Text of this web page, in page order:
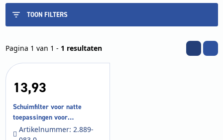
TOON FILTERS
Pagina 1 van 1 - 1 resultaten
13,93
Schuimfilter voor natte
toepassingen voor
stof-/waterzuigers NT 70, NT
Artikelnummer: 2.889-